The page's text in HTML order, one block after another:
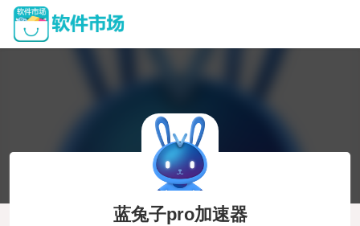
蓝兔子pro加速器